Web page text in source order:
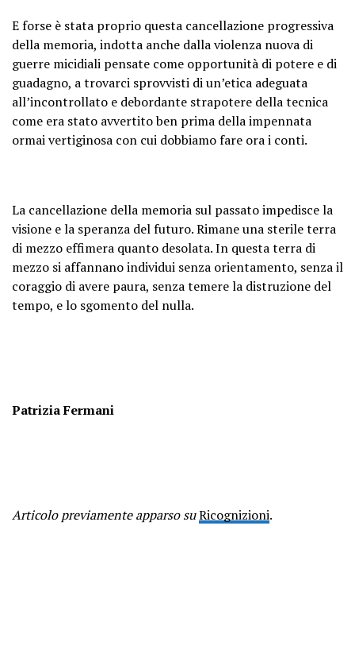
E forse è stata proprio questa cancellazione progressiva
della memoria, indotta anche dalla violenza nuova di
guerre micidiali pensate come opportunità di potere e di
guadagno, a trovarci sprovvisti di un’etica adeguata
all’incontrollato e debordante strapotere della tecnica
come era stato avvertito ben prima della impennata
ormai vertiginosa con cui dobbiamo fare ora i conti.
La cancellazione della memoria sul passato impedisce la
visione e la speranza del futuro. Rimane una sterile terra
di mezzo effimera quanto desolata. In questa terra di
mezzo si affannano individui senza orientamento, senza il
coraggio di avere paura, senza temere la distruzione del
tempo, e lo sgomento del nulla.
Patrizia Fermani
Articolo previamente apparso suRicognizioni.